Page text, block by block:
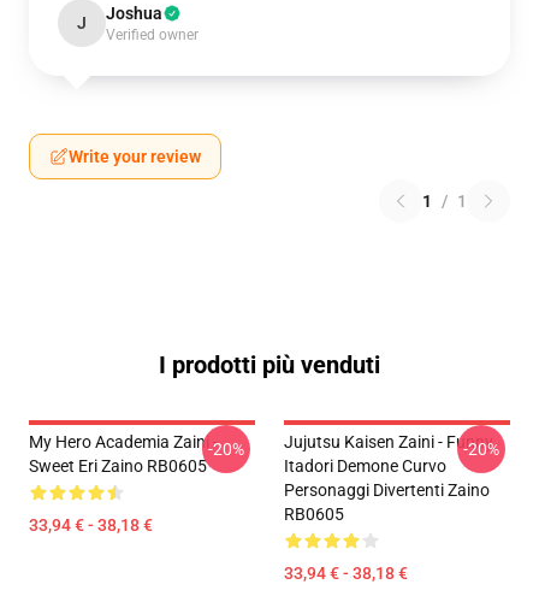
J Joshua
Verified owner
Write your review
1 / 1
I prodotti più venduti
My Hero Academia Zaini -
Sweet Eri Zaino RB0605
33,94 € - 38,18 €
-20%
Jujutsu Kaisen Zaini - Funny
Itadori Demone Curvo
Personaggi Divertenti Zaino
RB0605
33,94 € - 38,18 €
-20%